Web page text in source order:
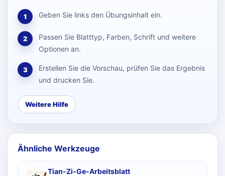
1 Geben Sie links den Übungsinhalt ein.
2
Passen Sie Blatttyp, Farben, Schrift und weitere
Optionen an.
3
Erstellen Sie die Vorschau, prüfen Sie das Ergebnis
und drucken Sie.
Weitere Hilfe
Ähnliche Werkzeuge
Tian-Zi-Ge-Arbeitsblatt